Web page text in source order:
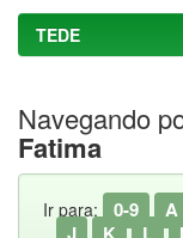
TEDE
Navegando
Fatima
Ir para: 0-9 A